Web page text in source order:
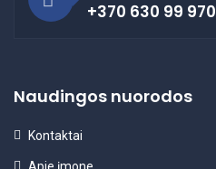
+370 630 99 970
Naudingos nuorodos
Kontaktai